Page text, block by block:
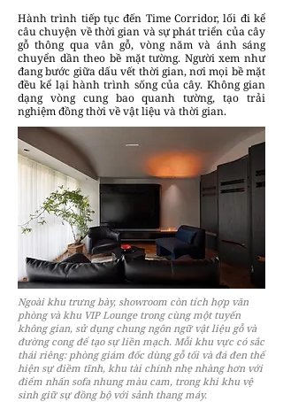
Hành trình tiếp tục đến Time Corridor, lối đi kể
câu chuyện về thời gian và sự phát triển của cây
gỗ thông qua vân gỗ, vòng năm và ánh sáng
chuyển dần theo bề mặt tường. Người xem như
đang bước giữa dấu vết thời gian, nơi mọi bề mặt
đều kể lại hành trình sống của cây. Không gian
dạng vòng cung bao quanh tường, tạo trải
nghiệm đồng thời về vật liệu và thời gian.
Ngoài khu trưng bày, showroom còn tích hợp văn
phòng và khu VIP Lounge trong cùng một tuyến
không gian, sử dụng chung ngôn ngữ vật liệu gỗ và
đường cong để tạo sự liền mạch. Mỗi khu vực có sắc
thái riêng: phòng giám đốc dùng gỗ tối và đá đen thể
hiện sự điềm tĩnh, khu tài chính nhẹ nhàng hơn với
điểm nhấn sofa nhung màu cam, trong khi khu vệ
sinh giữ sự đồng bộ với sảnh thang máy.